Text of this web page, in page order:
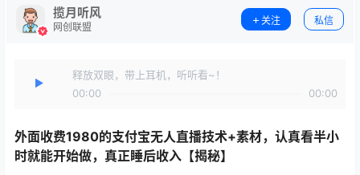
揽月听风
网创联盟
关注 私信
释放双眼，带上耳机，听听看~！
00:00
00:00
外面收费1980的支付宝无人直播技术+素材，认真看半小
时就能开始做，真正睡后收入【揭秘】